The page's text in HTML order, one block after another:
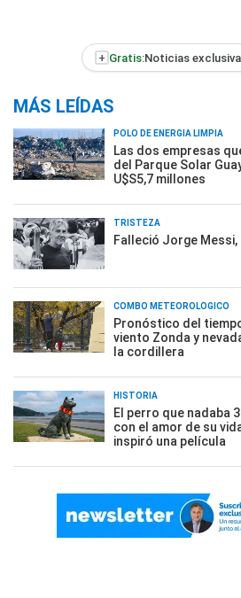
+ Gratis:Noticias
MÁS LEÍDAS
POLO DE ENERGÍA LIMPIA
Las dos empresas
del Parque Solar
U$S5,7 millones
TRISTEZA
Falleció Jorge Messi,
COMBO METEOROLÓGICO
Pronóstico del
viento Zonda y
la cordillera
HISTORIA
El perro que nadaba
con el amor de su
inspiró una película